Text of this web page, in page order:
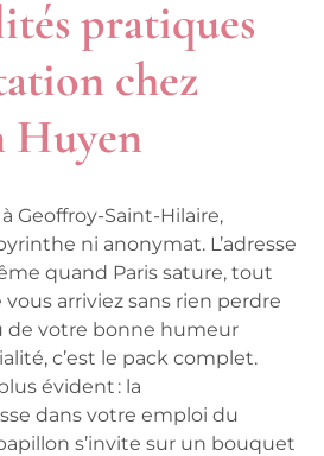
pratiques
chez
Huyen
Geoffroy-Saint-Hilaire,
ni anonymat. L’adresse
quand Paris sature, tout
arriviez sans rien perdre
de votre bonne humeur
c’est le pack complet.
évident : la
dans votre emploi du
s’invite sur un bouquet